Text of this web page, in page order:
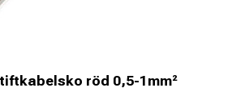
röd 0,5-1mm²